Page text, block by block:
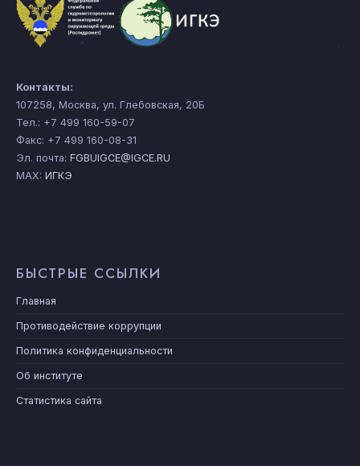
Контакты:
107258, Москва, ул. Глебовская, 20Б
Тел.: +7 499 160-59-07
Факс: +7 499 160-08-31
Эл. почта: FGBUIGCE@IGCE.RU
MAX: ИГКЭ
БЫСТРЫЕ ССЫЛКИ
Главная
Противодействие коррупции
Политика конфиденциальности
Об институте
Статистика сайта